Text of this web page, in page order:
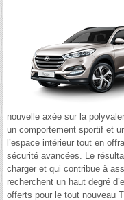
nouvelle axée sur la
un comportement sportif et
l’espace intérieur tout en
sécurité avancées. Le
charger et qui contribue à
recherchent un haut degré
offerts pour le tout nouveau